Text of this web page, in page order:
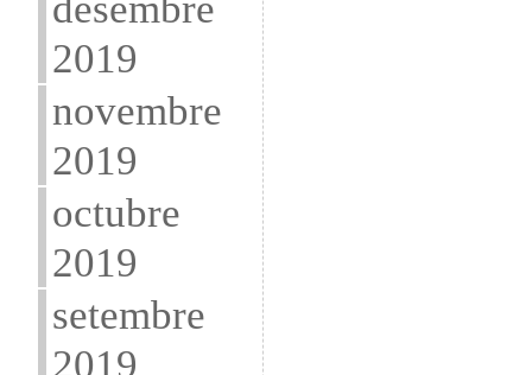
2019
novembre
2019
octubre
2019
setembre
2019